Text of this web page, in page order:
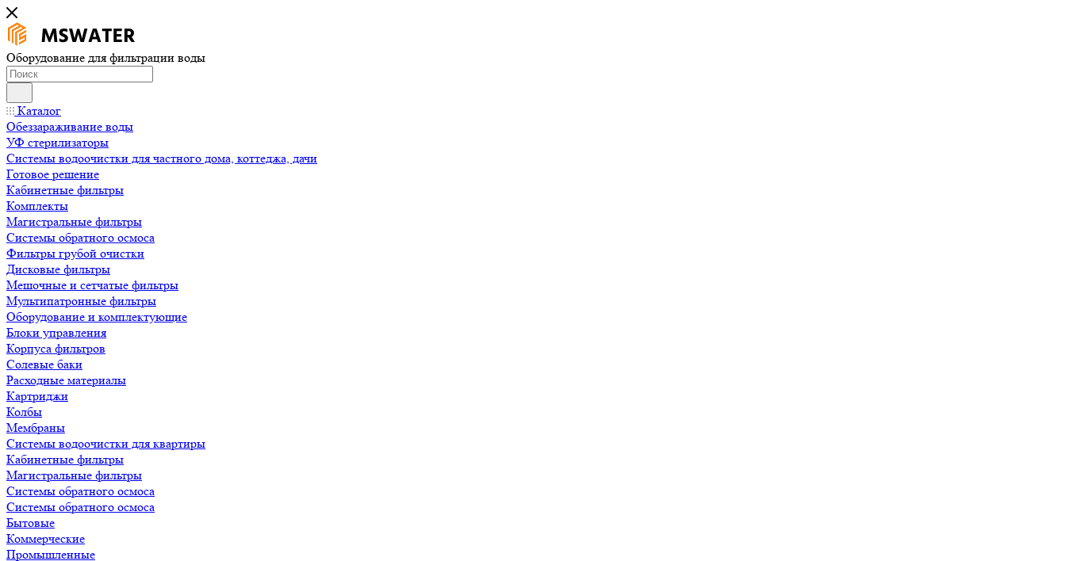
Оборудование для фильтрации воды
Каталог
Обеззараживание воды
УФ стерилизаторы
Системы водоочистки для частного дома, коттеджа, дачи
Готовое решение
Кабинетные фильтры
Комплекты
Магистральные фильтры
Системы обратного осмоса
Фильтры грубой очистки
Дисковые фильтры
Мешочные и сетчатые фильтры
Мультипатронные фильтры
Оборудование и комплектующие
Блоки управления
Корпуса фильтров
Солевые баки
Расходные материалы
Картриджи
Колбы
Мембраны
Системы водоочистки для квартиры
Кабинетные фильтры
Магистральные фильтры
Системы обратного осмоса
Системы обратного осмоса
Бытовые
Коммерческие
Промышленные